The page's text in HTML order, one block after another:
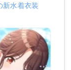
新水着衣装